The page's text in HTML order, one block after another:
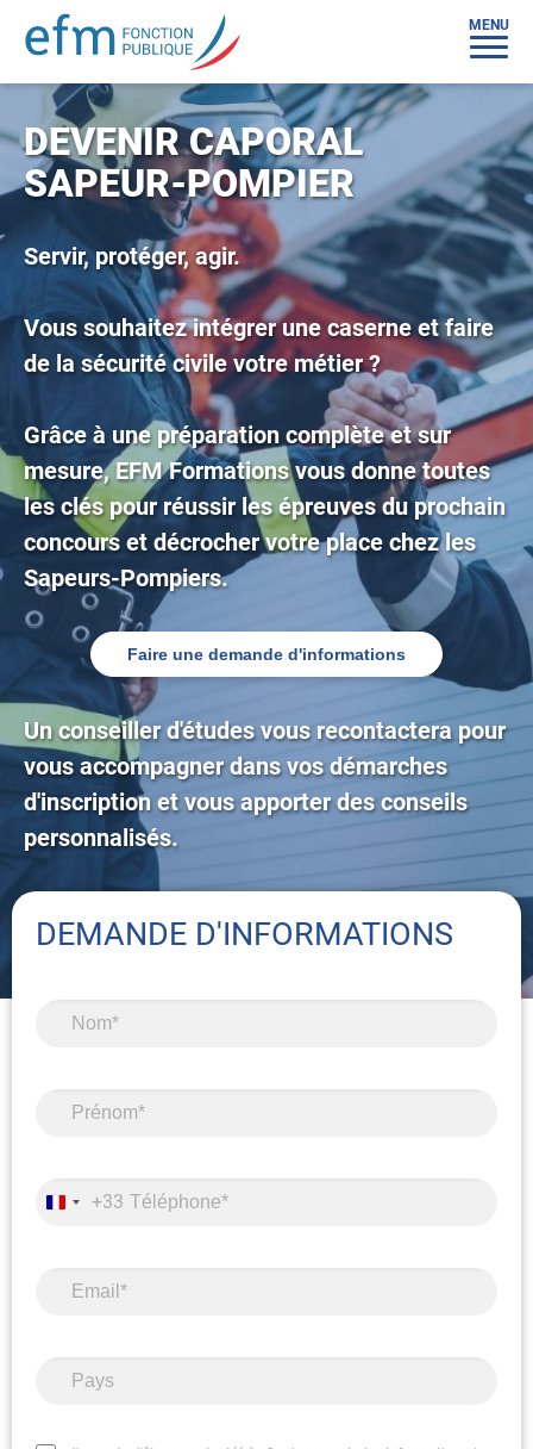
MENU
DEVENIR CAPORAL
SAPEUR-POMPIER
Servir, protéger, agir.
Vous souhaitez intégrer une caserne et faire
de la sécurité civile votre métier ?
Grâce à une préparation complète et sur
mesure, EFM Formations vous donne toutes
les clés pour réussir les épreuves du prochain
concours et décrocher votre place chez les
Sapeurs-Pompiers.
Faire une demande d'informations
Un conseiller d'études vous recontactera pour
vous accompagner dans vos démarches
d'inscription et vous apporter des conseils
personnalisés.
DEMANDE D'INFORMATIONS
+33